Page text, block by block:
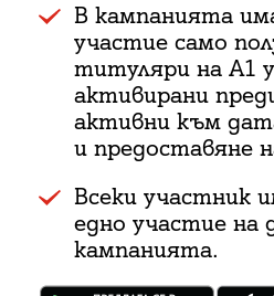
В кампанията
участие само
титуляри на А1
активирани
активни към
и предоставяне
Всеки участник
едно участие на
кампанията.